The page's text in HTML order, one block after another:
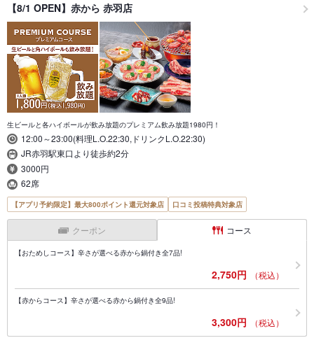
【8/1 OPEN】赤から 赤羽店
生ビールと各ハイボールが飲み放題のプレミアム飲み放題1980円！
12:00～23:00(料理L.O.22:30,ドリンクL.O.22:30)
JR赤羽駅東口より徒歩約2分
3000円
62席
【アプリ予約限定】最大800ポイント還元対象店 口コミ投稿特典対象店
クーポン コース
【おためしコース】辛さが選べる赤から鍋付き全7品!
2,750円 （税込）
【赤からコース】辛さが選べる赤から鍋付き全9品!
3,300円 （税込）